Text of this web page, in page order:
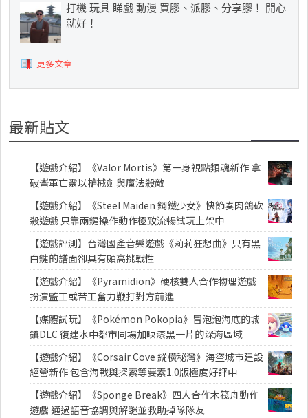
打機 玩具 睇戲 動漫 買膠、派膠、分享膠！ 開心
就好！
更多文章
最新貼文
【遊戲介紹】《Valor Mortis》第一身視點類魂新作 拿
破崙軍亡靈以槍械劍與魔法殺敵
【遊戲介紹】《Steel Maiden 鋼鐵少女》快節奏肉鴿砍
殺遊戲 只靠兩鍵操作動作極致流暢試玩上架中
【遊戲評測】台灣國產音樂遊戲《莉莉狂想曲》只有黑
白鍵的譜面卻具有頗高挑戰性
【遊戲介紹】《Pyramidion》硬核雙人合作物理遊戲
扮演監工或苦工奮力鞭打對方前進
【媒體試玩】《Pokémon Pokopia》冒泡泡海底的城
鎮DLC 復建水中都市同場加映漆黑一片的深海區域
【遊戲介紹】《Corsair Cove 縱橫秘灣》海盜城市建設
經營新作 包含海戰與探索等要素1.0版極度好評中
【遊戲介紹】《Sponge Break》四人合作木筏舟動作
遊戲 通過語音協調與解謎並救助掉隊隊友